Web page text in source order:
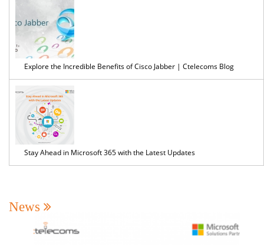
Explore the Incredible Benefits of Cisco Jabber | Ctelecoms Blog
Stay Ahead in Microsoft 365 with the Latest Updates
News